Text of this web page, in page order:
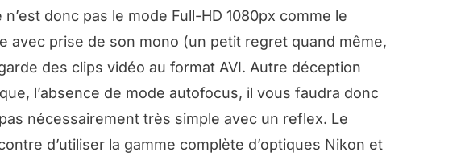
donc pas le mode Full-HD 1080px comme le
avec prise de son mono (un petit regret quand même,
des clips vidéo au format AVI. Autre déception
l’absence de mode autofocus, il vous faudra donc
nécessairement très simple avec un reflex. Le
d’utiliser la gamme complète d’optiques Nikon et